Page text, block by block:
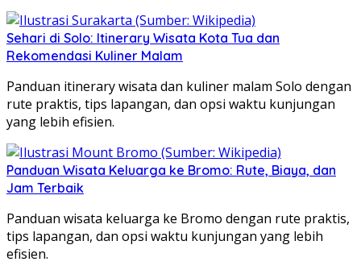
Sehari di Solo: Itinerary Wisata Kota Tua dan
Rekomendasi Kuliner Malam
Panduan itinerary wisata dan kuliner malam Solo dengan
rute praktis, tips lapangan, dan opsi waktu kunjungan
yang lebih efisien.
Panduan Wisata Keluarga ke Bromo: Rute, Biaya, dan
Jam Terbaik
Panduan wisata keluarga ke Bromo dengan rute praktis,
tips lapangan, dan opsi waktu kunjungan yang lebih
efisien.